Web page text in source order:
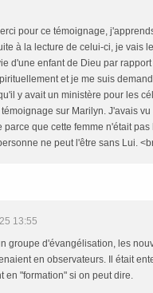
pour ce témoignage,
à la lecture de celui-ci, je vais
d'une enfant de Dieu par
et je me suis
y avait un ministère pour les
sur Marilyn. J'avais
que cette femme n'était
ne peut l'être sans Lui.
13:55
groupe d'évangélisation, les
en observateurs. Il était
en "formation" si on peut dire.